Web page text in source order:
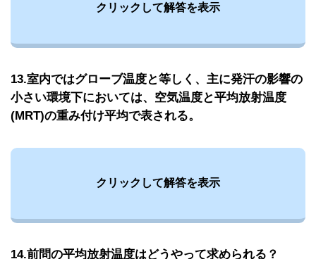
クリックして解答を表示
13.室内ではグローブ温度と等しく、主に発汗の影響の
小さい環境下においては、空気温度と平均放射温度
(MRT)の重み付け平均で表される。
クリックして解答を表示
14.前問の平均放射温度はどうやって求められる？